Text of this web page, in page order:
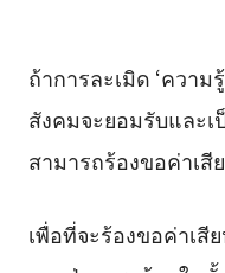
ถ้าการละเมิด ‘ความ
สังคมจะยอมรับและ
สามารถร้องขอค่าเสี
เพื่อที่จะร้องขอค่าเ